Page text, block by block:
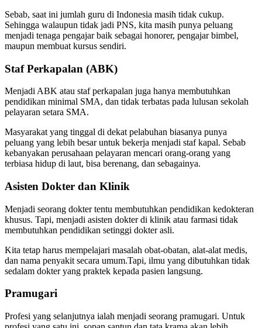
Sebab, saat ini jumlah guru di Indonesia masih tidak cukup.
Sehingga walaupun tidak jadi PNS, kita masih punya peluang
menjadi tenaga pengajar baik sebagai honorer, pengajar bimbel,
maupun membuat kursus sendiri.
Staf Perkapalan (ABK)
Menjadi ABK atau staf perkapalan juga hanya membutuhkan
pendidikan minimal SMA, dan tidak terbatas pada lulusan sekolah
pelayaran setara SMA.
Masyarakat yang tinggal di dekat pelabuhan biasanya punya
peluang yang lebih besar untuk bekerja menjadi staf kapal. Sebab
kebanyakan perusahaan pelayaran mencari orang-orang yang
terbiasa hidup di laut, bisa berenang, dan sebagainya.
Asisten Dokter dan Klinik
Menjadi seorang dokter tentu membutuhkan pendidikan kedokteran
khusus. Tapi, menjadi asisten dokter di klinik atau farmasi tidak
membutuhkan pendidikan setinggi dokter asli.
Kita tetap harus mempelajari masalah obat-obatan, alat-alat medis,
dan nama penyakit secara umum.Tapi, ilmu yang dibutuhkan tidak
sedalam dokter yang praktek kepada pasien langsung.
Pramugari
Profesi yang selanjutnya ialah menjadi seorang pramugari. Untuk